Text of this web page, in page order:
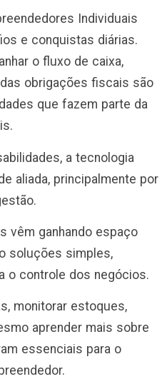
Individuais
e conquistas diárias.
o fluxo de caixa,
obrigações fiscais são
que fazem parte da
a tecnologia
aliada, principalmente por
vêm ganhando espaço
soluções simples,
o controle dos negócios.
monitorar estoques,
aprender mais sobre
essenciais para o